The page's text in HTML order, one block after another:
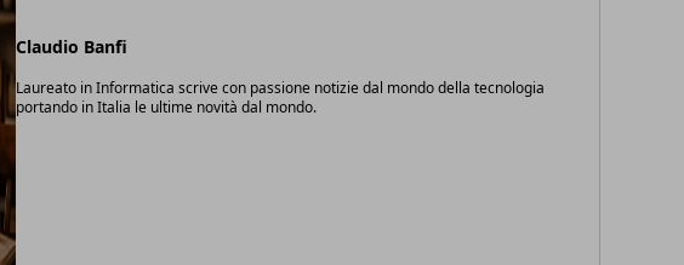
Claudio Banfi
Laureato in Informatica scrive con passione notizie dal mondo della tecnologia
portando in Italia le ultime novità dal mondo.